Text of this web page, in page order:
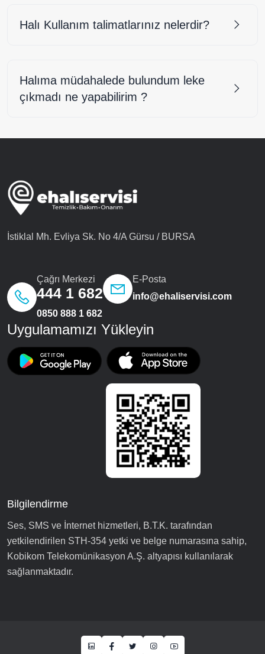
Halı Kullanım talimatlarınız nelerdir?
Halıma müdahalede bulundum leke
çıkmadı ne yapabilirim ?
İstiklal Mh. Evliya Sk. No 4/A Gürsu / BURSA
Çağrı Merkezi
444 1 682
0850 888 1 682
E-Posta
info@ehaliservisi.com
Uygulamamızı Yükleyin
Bilgilendirme
Ses, SMS ve İnternet hizmetleri, B.T.K. tarafından
yetkilendirilen STH-354 yetki ve belge numarasına sahip,
Kobikom Telekomünikasyon A.Ş. altyapısı kullanılarak
sağlanmaktadır.